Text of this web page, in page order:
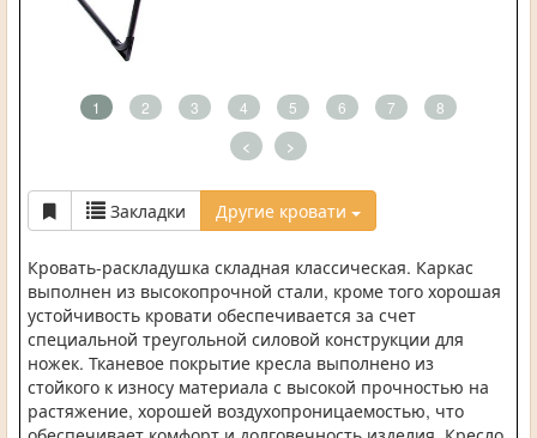
1 2 3 4 5 6 7 8
< >
Закладки Другие кровати
Кровать-раскладушка складная классическая. Каркас
выполнен из высокопрочной стали, кроме того хорошая
устойчивость кровати обеспечивается за счет
специальной треугольной силовой конструкции для
ножек. Тканевое покрытие кресла выполнено из
стойкого к износу материала с высокой прочностью на
растяжение, хорошей воздухопроницаемостью, что